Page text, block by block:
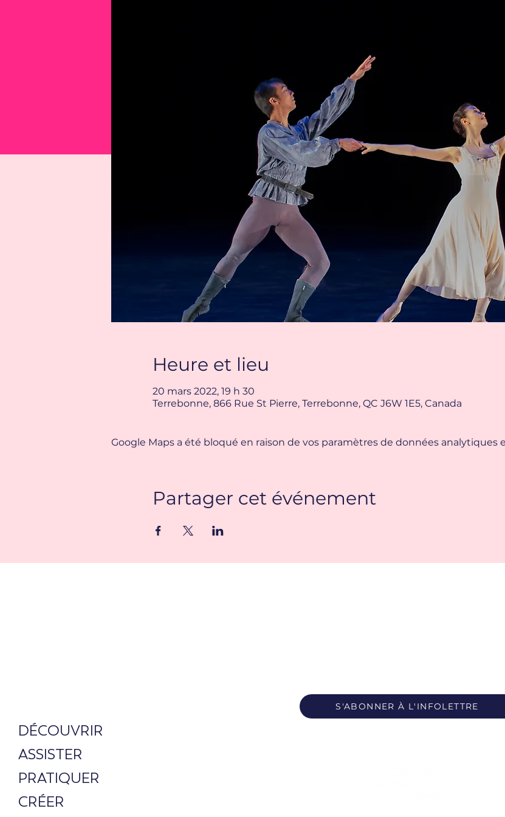
Heure et lieu
20 mars 2022, 19 h 30
Terrebonne, 866 Rue St Pierre, Terrebonne, QC J6W 1E5, Canada
Google Maps a été bloqué en raison de vos paramètres de données analytiques
Partager cet événement
DÉCOUVRIR
ASSISTER
PRATIQUER
CRÉER
S'ABONNER À L'INFOLETTRE